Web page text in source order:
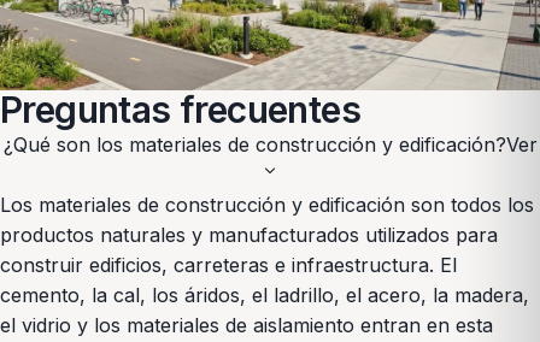
Preguntas frecuentes
¿Qué son los materiales de construcción y edificación?Ver
expand_more
Los materiales de construcción y edificación son todos los
productos naturales y manufacturados utilizados para
construir edificios, carreteras e infraestructura. El
cemento, la cal, los áridos, el ladrillo, el acero, la madera,
el vidrio y los materiales de aislamiento entran en esta